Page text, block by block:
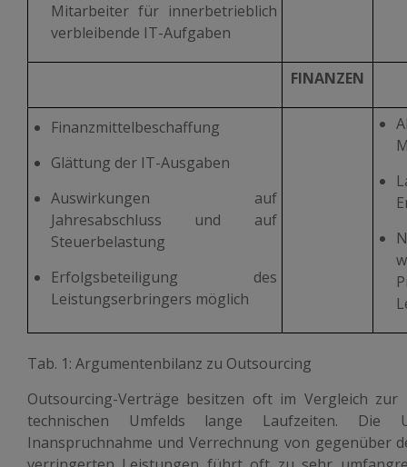
Mitarbeiter für innerbetrieblich
verbleibende IT-Aufgaben
FINANZEN
Finanzmittelbeschaffung
Glättung der IT-Ausgaben
Auswirkungen auf
Jahresabschluss und auf
Steuerbelastung
Erfolgsbeteiligung des
Leistungserbringers möglich
Tab. 1: Argumentenbilanz zu Outsourcing
Outsourcing-Verträge besitzen oft im Vergleich
technischen Umfelds lange Laufzeiten. Die
Inanspruchnahme und Verrechnung von gegenüber